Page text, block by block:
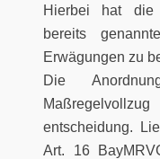
Hierbei hat die
bereits
Erwägungen zu
Die
entscheidung.
Art. 16